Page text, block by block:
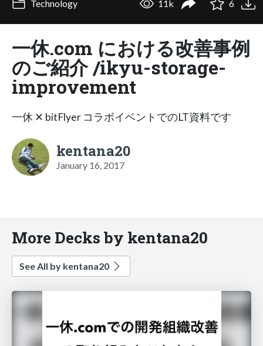
Technology 11k 6
一休.com における改善事例
のご紹介 /ikyu-storage-
improvement
一休 ✕ bitFlyer コラボイベントでのLT資料です
kentana20
January 16, 2017
More Decks by kentana20
See All by kentana20